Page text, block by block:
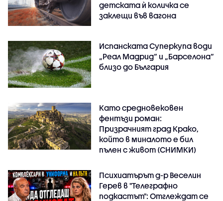
детската ѝ количка се
заклещи във вагона
Испанската Суперкупа води
„Реал Мадрид“ и „Барселона“
близо до България
Като средновековен
фентъзи роман:
Призрачният град Крако,
който в миналото е бил
пълен с живот (СНИМКИ)
Психиатърът д-р Веселин
Герев в "Телеграфно
подкастът": Отглеждат се